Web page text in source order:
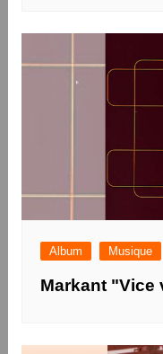
Album Musique
Markant "Vice